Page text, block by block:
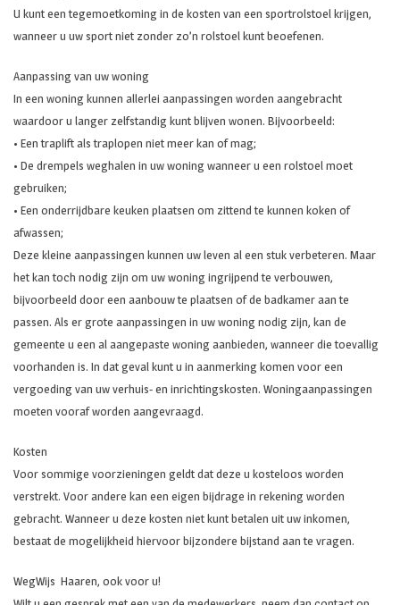
U kunt een tegemoetkoming in de kosten van een sportrolstoel krijgen,
wanneer u uw sport niet zonder zo’n rolstoel kunt beoefenen.
Aanpassing van uw woning
In een woning kunnen allerlei aanpassingen worden aangebracht
waardoor u langer zelfstandig kunt blijven wonen. Bijvoorbeeld:
• Een traplift als traplopen niet meer kan of mag;
• De drempels weghalen in uw woning wanneer u een rolstoel moet
gebruiken;
• Een onderrijdbare keuken plaatsen om zittend te kunnen koken of
afwassen;
Deze kleine aanpassingen kunnen uw leven al een stuk verbeteren. Maar
het kan toch nodig zijn om uw woning ingrijpend te verbouwen,
bijvoorbeeld door een aanbouw te plaatsen of de badkamer aan te
passen. Als er grote aanpassingen in uw woning nodig zijn, kan de
gemeente u een al aangepaste woning aanbieden, wanneer die toevallig
voorhanden is. In dat geval kunt u in aanmerking komen voor een
vergoeding van uw verhuis- en inrichtingskosten. Woningaanpassingen
moeten vooraf worden aangevraagd.
Kosten
Voor sommige voorzieningen geldt dat deze u kosteloos worden
verstrekt. Voor andere kan een eigen bijdrage in rekening worden
gebracht. Wanneer u deze kosten niet kunt betalen uit uw inkomen,
bestaat de mogelijkheid hiervoor bijzondere bijstand aan te vragen.
WegWijs Haaren, ook voor u!